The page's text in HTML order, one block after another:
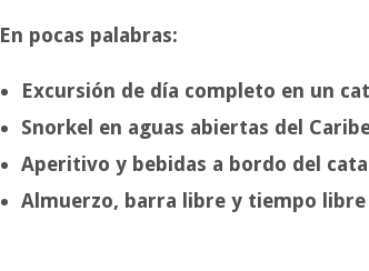
En pocas palabras:
Excursión de día completo en un
Snorkel en aguas abiertas del
Aperitivo y bebidas a bordo del
Almuerzo, barra libre y tiempo libre